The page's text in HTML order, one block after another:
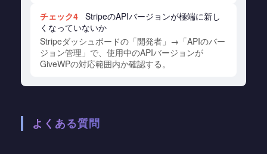
チェック4 StripeのAPIバージョンが極端に新し
くなっていないか
Stripeダッシュボードの「開発者」→「APIのバー
ジョン管理」で、使用中のAPIバージョンが
GiveWPの対応範囲内か確認する。
よくある質問